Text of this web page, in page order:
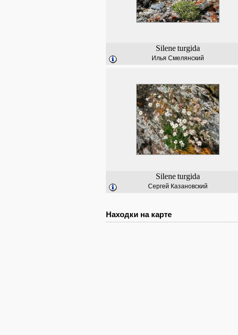
Sileneturgida
Илья Смелянский
Sileneturgida
Сергей Казановский
Находки на карте